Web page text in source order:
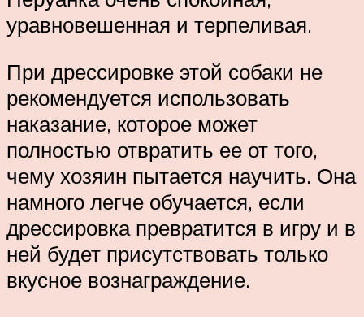
уравновешенная и терпеливая.
При дрессировке этой собаки не
рекомендуется использовать
наказание, которое может
полностью отвратить ее от того,
чему хозяин пытается научить. Она
намного легче обучается, если
дрессировка превратится в игру и в
ней будет присутствовать только
вкусное вознаграждение.